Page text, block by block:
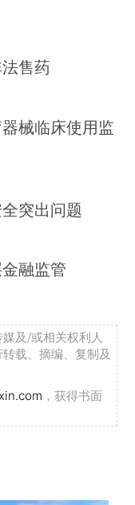
售药
械临床使用监
突出问题
融监管
及/或相关权利人
载、摘编、复制及
，获得书面